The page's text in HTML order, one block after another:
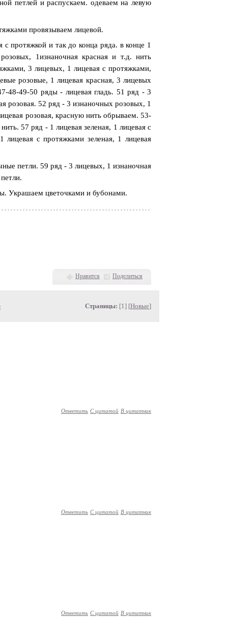
петлей и распускаем. одеваем на левую
провязываем лицевой.
протяжкой и так до конца ряда. в конце 1
1изнаночная красная и т.д. нить
3 лицевых, 1 лицевая с протяжками,
розовые, 1 лицевая красная, 3 лицевых
48-49-50 ряды - лицевая гладь. 51 ряд - 3
розовая. 52 ряд - 3 изнаночных розовых, 1
розовая, красную нить обрываем. 53-
57 ряд - 1 лицевая зеленая, 1 лицевая с
лицевая с протяжками зеленая, 1 лицевая
петли. 59 ряд - 3 лицевых, 1 изнаночная
Украшаем цветочками и бубонами.
Нравится Поделиться
Страницы: [1] [Новые]
Ответить С цитатой В цитатник
Ответить С цитатой В цитатник
Ответить С цитатой В цитатник